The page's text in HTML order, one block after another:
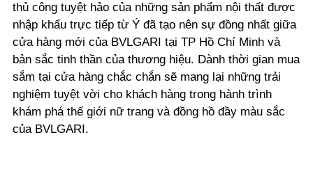
thủ công tuyệt hảo của những sản phẩm nội thất được
nhập khẩu trực tiếp từ Ý đã tạo nên sự đồng nhất giữa
cửa hàng mới của BVLGARI tại TP Hồ Chí Minh và
bản sắc tinh thần của thương hiệu. Dành thời gian mua
sắm tại cửa hàng chắc chắn sẽ mang lại những trải
nghiệm tuyệt vời cho khách hàng trong hành trình
khám phá thế giới nữ trang và đồng hồ đầy màu sắc
của BVLGARI.